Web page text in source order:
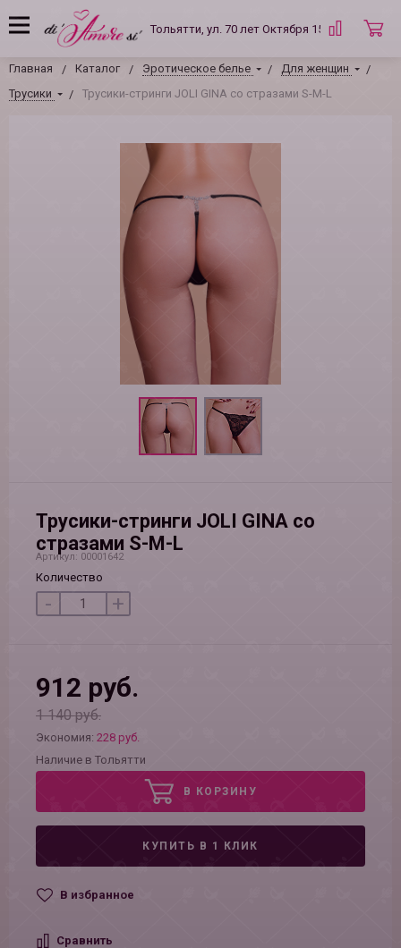
Тольятти, ул. 70 лет Октября 15 Б
Главная Каталог Эротическое белье
Для женщин
Трусики
Трусики-стринги JOLI GINA со стразами S-M-L
Трусики-стринги JOLI GINA со
стразами S-M-L
Артикул: 00001642
Количество
- +
912 руб.
1 140 руб.
Экономия: 228 руб.
Наличие в Тольятти
В КОРЗИНУ
КУПИТЬ В 1 КЛИК
В избранное
Сравнить